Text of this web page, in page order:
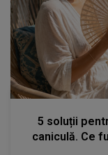
5 soluții
caniculă. Ce